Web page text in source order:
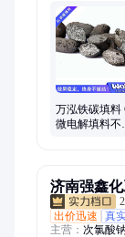
万泓铁碳填料
微电解填料不
济南强鑫
出价迅速
真
主营： 次氯酸